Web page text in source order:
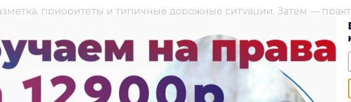
приоритеты и типичные дорожные ситуации. Затем —
манёвры, парковка, повороты, перестроения и выезд в город.
«откатать часы», а понять логику дороги. Почему важно
Как не создавать опасную ситуацию. Почему спокойствие за